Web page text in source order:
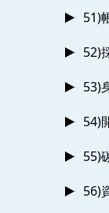
51)
52)
53)
54)
55)
56)